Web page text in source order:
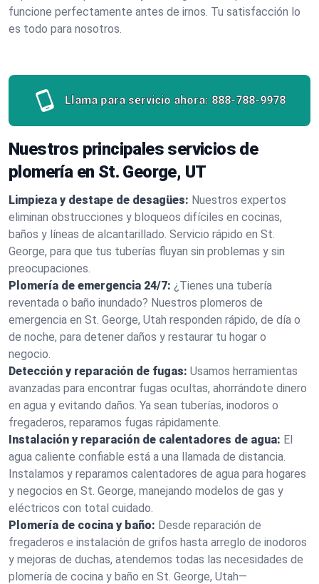
funcione perfectamente antes de irnos. Tu satisfacción lo
es todo para nosotros.
Llama para servicio ahora: 888-788-9978
Nuestros principales servicios de
plomería en St. George, UT
Limpieza y destape de desagües: Nuestros expertos
eliminan obstrucciones y bloqueos difíciles en cocinas,
baños y líneas de alcantarillado. Servicio rápido en St.
George, para que tus tuberías fluyan sin problemas y sin
preocupaciones.
Plomería de emergencia 24/7: ¿Tienes una tubería
reventada o baño inundado? Nuestros plomeros de
emergencia en St. George, Utah responden rápido, de día o
de noche, para detener daños y restaurar tu hogar o
negocio.
Detección y reparación de fugas: Usamos herramientas
avanzadas para encontrar fugas ocultas, ahorrándote dinero
en agua y evitando daños. Ya sean tuberías, inodoros o
fregaderos, reparamos fugas rápidamente.
Instalación y reparación de calentadores de agua: El
agua caliente confiable está a una llamada de distancia.
Instalamos y reparamos calentadores de agua para hogares
y negocios en St. George, manejando modelos de gas y
eléctricos con total cuidado.
Plomería de cocina y baño: Desde reparación de
fregaderos e instalación de grifos hasta arreglo de inodoros
y mejoras de duchas, atendemos todas las necesidades de
plomería de cocina y baño en St. George, Utah—